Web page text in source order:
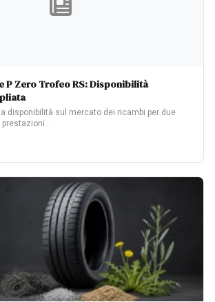
P Zero Trofeo RS: Disponibilità
disponibilità sul mercato dei ricambi per due
prestazioni…